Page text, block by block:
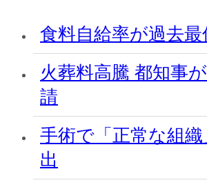
食料自給率が過去
火葬料高騰 都知事
請
手術で「正常な組
出